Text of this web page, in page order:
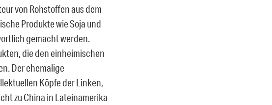
von Rohstoffen aus dem
Produkte wie Soja und
gemacht werden.
die den einheimischen
Der ehemalige
Köpfe der Linken,
zu China in Lateinamerika